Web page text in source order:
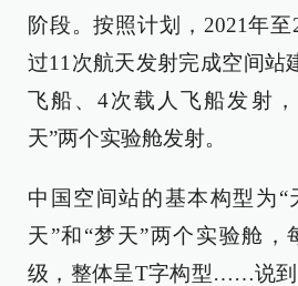
阶段。按照计划，2021年
过11次航天发射完成空间站
飞船、4次载人飞船发射
天”两个实验舱发射。
中国空间站的基本构型为“
天”和“梦天”两个实验舱，
级，整体呈T字构型……说到